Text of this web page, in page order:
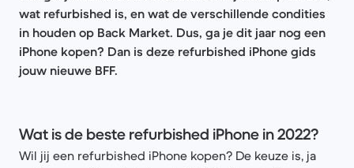
wat refurbished is, en wat de verschillende condities
in houden op Back Market. Dus, ga je dit jaar nog een
iPhone kopen? Dan is deze refurbished iPhone gids
jouw nieuwe BFF.
Wat is de beste refurbished iPhone in 2022?
Wil jij een refurbished iPhone kopen? De keuze is, ja